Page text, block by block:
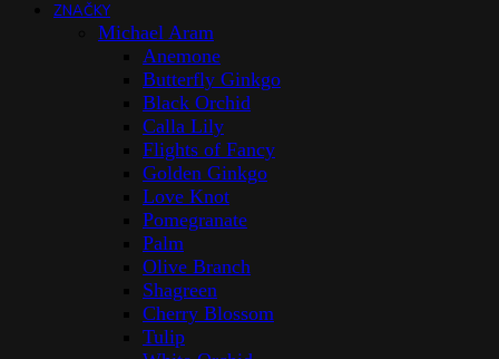
ZNAČKY
Michael Aram
Anemone
Butterfly Ginkgo
Black Orchid
Calla Lily
Flights of Fancy
Golden Ginkgo
Love Knot
Pomegranate
Palm
Olive Branch
Shagreen
Cherry Blossom
Tulip